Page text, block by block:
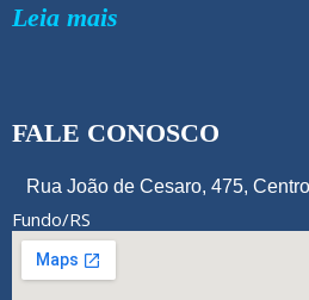
Leia mais
FALE CONOSCO
Rua João de Cesaro, 475,
Fundo/RS